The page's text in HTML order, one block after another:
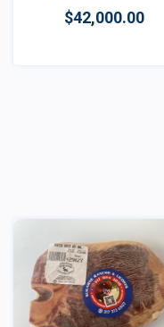
$42,000.00